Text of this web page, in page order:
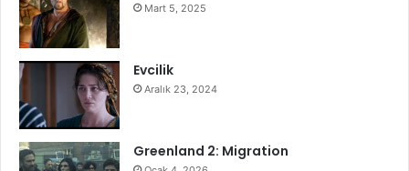
Mart 5, 2025
Evcilik
Aralık 23, 2024
Greenland 2: Migration